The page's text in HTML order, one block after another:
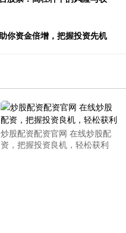
你资金倍增，把握投资先机
炒股配资配资官网 在线炒股配
资，把握投资良机，轻松获利